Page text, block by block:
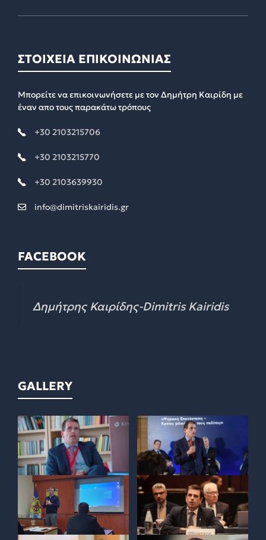
ΣΤΟΙΧΕΙΑ ΕΠΙΚΟΙΝΩΝΙΑΣ
Μπορείτε να επικοινωνήσετε με τον Δημήτρη Καιρίδη με
έναν απο τους παρακάτω τρόπους
+30 2103215706
+30 2103215770
+30 2103639930
info@dimitriskairidis.gr
FACEBOOK
Δημήτρης Καιρίδης-Dimitris Kairidis
GALLERY